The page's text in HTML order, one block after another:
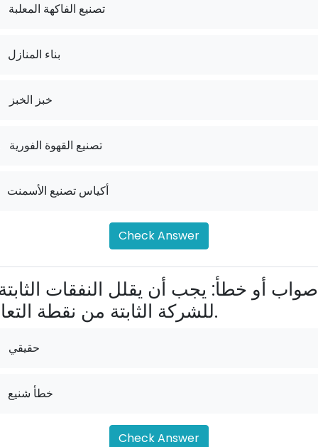
تصنيع الفاكهة المعلبة
بناء المنازل
خبز الخبز
تصنيع القهوة الفورية
أكياس تصنيع الأسمنت
Check Answer
للشركة الثابتة من نقطة التعادل.
حقيقي
خطأ شنيع
Check Answer